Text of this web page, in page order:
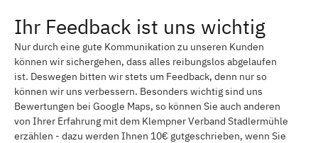
Ihr Feedback ist uns wichtig
Nur durch eine gute Kommunikation zu unseren Kunden
können wir sichergehen, dass alles reibungslos abgelaufen
ist. Deswegen bitten wir stets um Feedback, denn nur so
können wir uns verbessern. Besonders wichtig sind uns
Bewertungen bei Google Maps, so können Sie auch anderen
von Ihrer Erfahrung mit dem Klempner Verband Stadlermühle
erzählen - dazu werden Ihnen 10€ gutgeschrieben, wenn Sie